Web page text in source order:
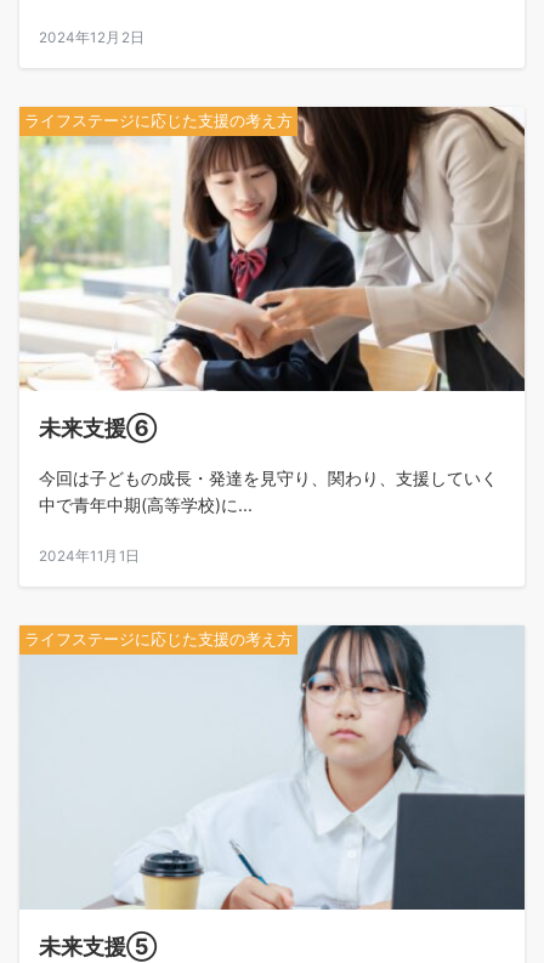
2024年12月2日
ライフステージに応じた支援の考え方
未来支援⑥
今回は子どもの成長・発達を見守り、関わり、支援していく
中で青年中期(高等学校)に...
2024年11月1日
ライフステージに応じた支援の考え方
未来支援⑤